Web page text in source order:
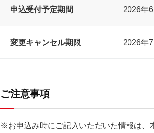
申込受付予定期間 2026年
変更キャンセル期限 2026年7
ご注意事項
※お申込み時にご記入いただいた情報は、